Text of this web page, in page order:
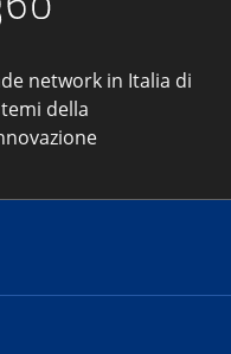
network in Italia di
della